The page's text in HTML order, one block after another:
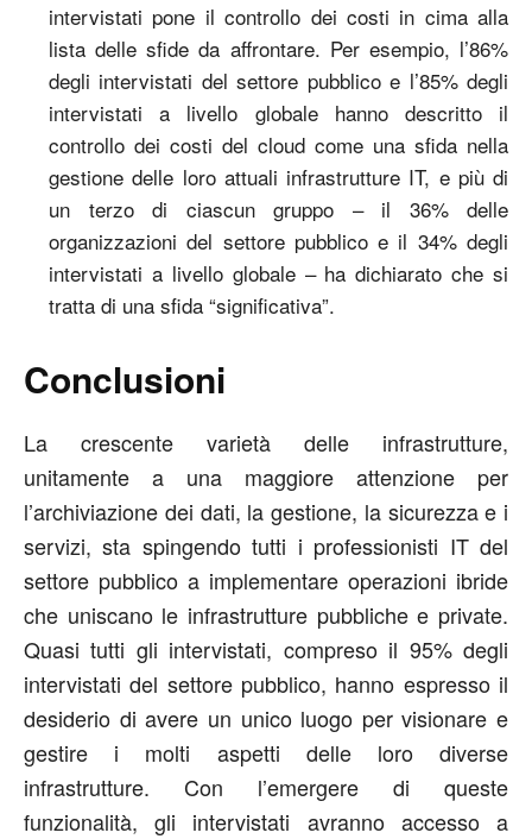
intervistati pone il controllo dei costi in cima alla
lista delle sfide da affrontare. Per esempio, l’86%
degli intervistati del settore pubblico e l’85% degli
intervistati a livello globale hanno descritto il
controllo dei costi del cloud come una sfida nella
gestione delle loro attuali infrastrutture IT, e più di
un terzo di ciascun gruppo – il 36% delle
organizzazioni del settore pubblico e il 34% degli
intervistati a livello globale – ha dichiarato che si
tratta di una sfida “significativa”.
Conclusioni
La crescente varietà delle infrastrutture,
unitamente a una maggiore attenzione per
l’archiviazione dei dati, la gestione, la sicurezza e i
servizi, sta spingendo tutti i professionisti IT del
settore pubblico a implementare operazioni ibride
che uniscano le infrastrutture pubbliche e private.
Quasi tutti gli intervistati, compreso il 95% degli
intervistati del settore pubblico, hanno espresso il
desiderio di avere un unico luogo per visionare e
gestire i molti aspetti delle loro diverse
infrastrutture. Con l’emergere di queste
funzionalità, gli intervistati avranno accesso a